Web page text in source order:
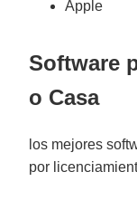
Apple
Software
o Casa
los mejores
por